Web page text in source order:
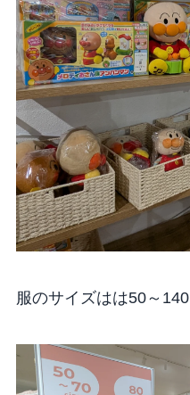
服のサイズはは50～